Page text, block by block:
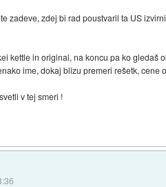
zadeve, zdej bi rad poustvaril ta US
kettle in original, na koncu pa ko
ime, dokaj blizu premeri rešetk,
v tej smeri !